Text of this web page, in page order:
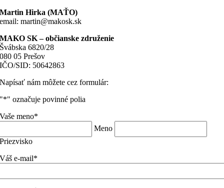
Martin Hirka (MAŤO)
email: martin@makosk.sk
MAKO SK – občianske združenie
Švábska 6820/28
080 05 Prešov
IČO/SID: 50642863
Napísať nám môžete cez formulár:
"*" označuje povinné polia
Vaše meno*
Meno
Priezvisko
Váš e-mail*